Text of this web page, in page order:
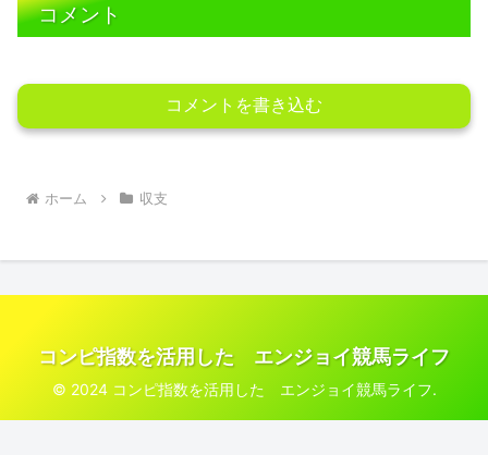
コメント
コメントを書き込む
ホーム 収支
コンピ指数を活用した エンジョイ競馬ライフ
© 2024 コンピ指数を活用した エンジョイ競馬ライフ.